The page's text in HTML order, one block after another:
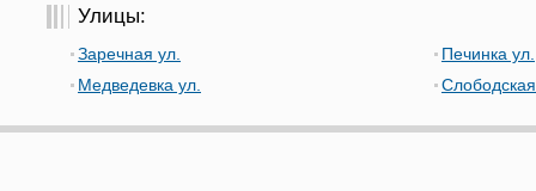
Улицы:
Заречная ул.
Медведевка ул.
Печинка ул.